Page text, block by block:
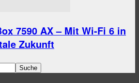
7590 AX – Mit Wi-Fi 6 in
Zukunft